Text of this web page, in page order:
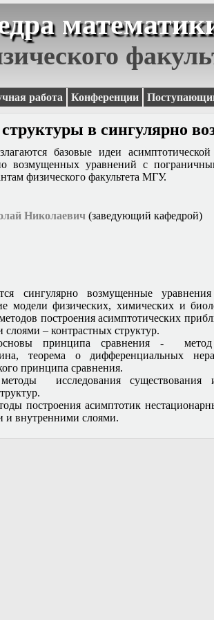
работа Конференции
в сингулярно
базовые идеи
возмущенных уравнений с
физического факультета МГУ.
Николаевич (заведующий кафедрой)
сингулярно возмущенные
модели физических, химических и
построения асимптотических
– контрастных структур.
принципа сравнения - метод
теорема о дифференциальных
принципа сравнения.
методы исследования
построения асимптотик
и внутренними слоями.